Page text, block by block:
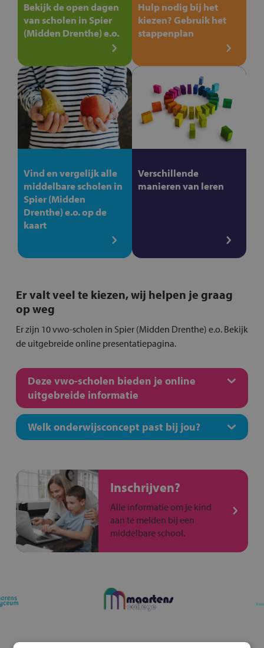
Bekijk de open dagen
van scholen in Spier
(Midden Drenthe) e.o.
Hulp nodig bij het
kiezen? Gebruik het
stappenplan
Vind en vergelijk alle
middelbare scholen in
Spier (Midden
Drenthe) e.o. op de
kaart
Verschillende
manieren van leren
Er valt veel te kiezen, wij helpen je graag
op weg
Er zijn 10 vwo-scholen in Spier (Midden Drenthe) e.o. Bekijk
de uitgebreide online presentatiepagina.
Deze vwo-scholen bieden je online
uitgebreide informatie
Welk onderwijsconcept past bij jou?
Inschrijven?
Alle informatie om je kind
aan te melden bij een
middelbare school.